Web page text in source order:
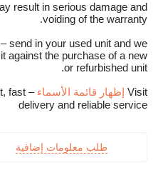
result in serious damage and
voiding of the warranty.
send in your used unit and we
against the purchase of a new
or refurbished unit.
Visit إظهار قائمة الأسماء
fast
delivery and reliable service
طلب معلومات إضافية